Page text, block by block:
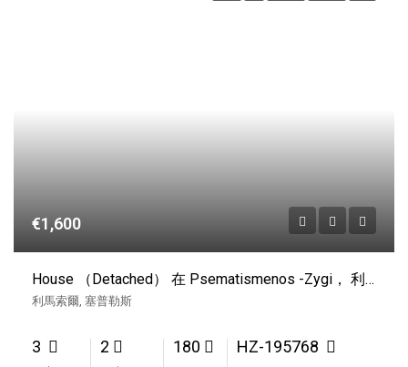
€1,600
House （Detached） 在 Psematismenos -Zygi， 利馬索爾出租
利馬索爾, 塞普勒斯
3 2 180 HZ-195768